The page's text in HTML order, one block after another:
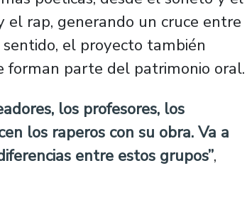
el rap, generando un cruce entre
el proyecto también
forman parte del patrimonio oral.
los profesores, los
los raperos con su obra. Va a
entre estos grupos”,